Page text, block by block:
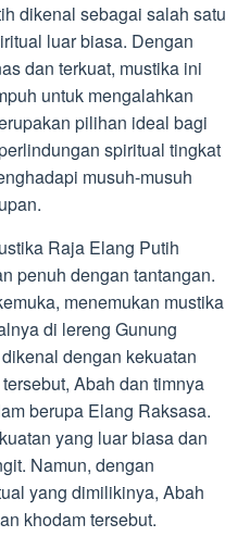
dikenal sebagai salah satu
luar biasa. Dengan
dan terkuat, mustika ini
untuk mengalahkan
pilihan ideal bagi
spiritual tingkat
musuh-musuh
Raja Elang Putih
penuh dengan tantangan.
menemukan mustika
di lereng Gunung
dengan kekuatan
Abah dan timnya
berupa Elang Raksasa.
yang luar biasa dan
Namun, dengan
yang dimilikinya, Abah
khodam tersebut.